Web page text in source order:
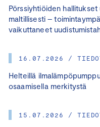
Pörssiyhtiöiden
maltillisesti –
vaikuttaneet
16.07.2026 /
Helteillä
osaamisella merkitystä
15.07.2026 /